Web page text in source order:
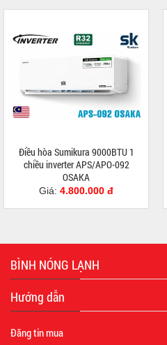
Điều hòa Sumikura 9000BTU 1
chiều inverter APS/APO-092
OSAKA
Giá: 4.800.000 đ
BÌNH NÓNG LẠNH
Hướng dẫn
Đăng tin mua